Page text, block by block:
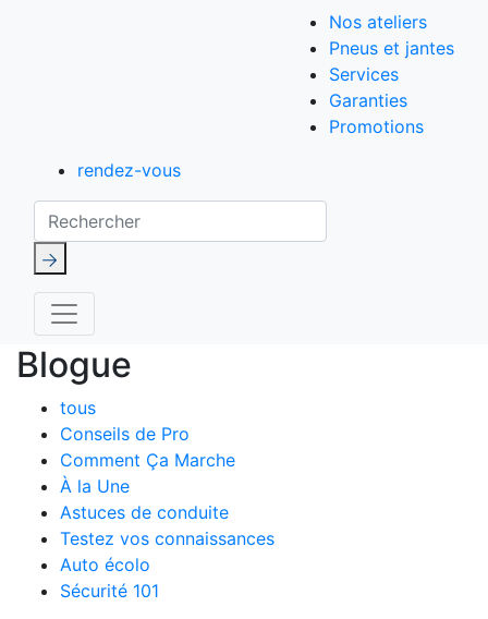
Nos ateliers
Pneus et jantes
Services
Garanties
Promotions
rendez-vous
Rechercher
Blogue
tous
Conseils de Pro
Comment Ça Marche
À la Une
Astuces de conduite
Testez vos connaissances
Auto écolo
Sécurité 101